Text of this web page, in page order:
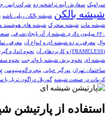
سرامیک سفارش آينه تراشخورده شرکت ایمن
شیشه بالکن شیشه بالکن ریلی تاشو
شیشه مات شیشه متحرک شیشه های هوشمند
۶۲۰ میلیون دلاری شیشه از آذربایجان‌شرقی
وال معرفی نرده شیشه ای و انواع آن معرفی
(FRAMELESS) و کاربردهای آن
نحوه اندازه
شیشه ای نحوه برش شیشه با واترجت نحوه
ساختمان تهران نورگیر حبابی پنجره آلومینیومی
کربنات در صنعت شیشه گوریلا، دراگون تریل
استفاده از پارتیشن